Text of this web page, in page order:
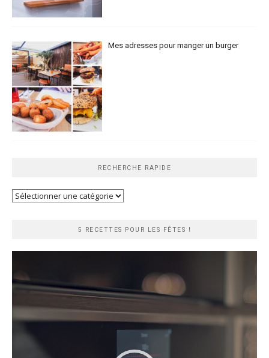
Mes adresses pour manger un burger
RECHERCHE RAPIDE
Recherche
5 RECETTES POUR LES FÊTES !